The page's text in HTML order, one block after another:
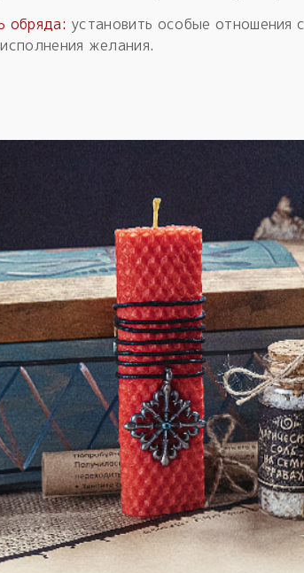
обряда: установить особые отношения
желания.